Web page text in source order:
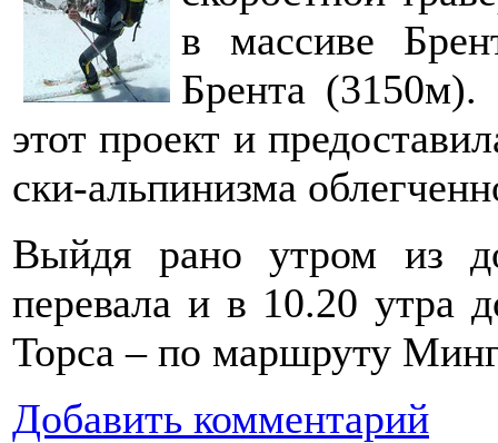
в массиве
Брента (3150м).
этот проект и
ски-альпинизма
Выйдя рано утром из
перевала и в 10.20 утра
Торса – по маршруту
Добавить комментарий